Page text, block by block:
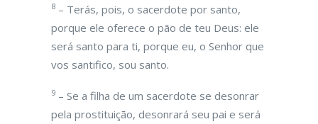
8 – Terás, pois, o sacerdote por santo,
porque ele oferece o pão de teu Deus: ele
será santo para ti, porque eu, o Senhor que
vos santifico, sou santo.
9 – Se a filha de um sacerdote se desonrar
pela prostituição, desonrará seu pai e será